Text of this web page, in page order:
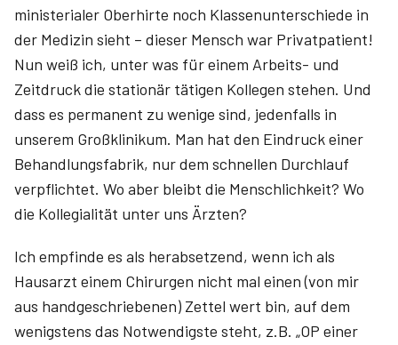
ministerialer Oberhirte noch Klassenunterschiede in
der Medizin sieht – dieser Mensch war Privatpatient!
Nun weiß ich, unter was für einem Arbeits- und
Zeitdruck die stationär tätigen Kollegen stehen. Und
dass es permanent zu wenige sind, jedenfalls in
unserem Großklinikum. Man hat den Eindruck einer
Behandlungsfabrik, nur dem schnellen Durchlauf
verpflichtet. Wo aber bleibt die Menschlichkeit? Wo
die Kollegialität unter uns Ärzten?
Ich empfinde es als herabsetzend, wenn ich als
Hausarzt einem Chirurgen nicht mal einen (von mir
aus handgeschriebenen) Zettel wert bin, auf dem
wenigstens das Notwendigste steht, z.B. „OP einer